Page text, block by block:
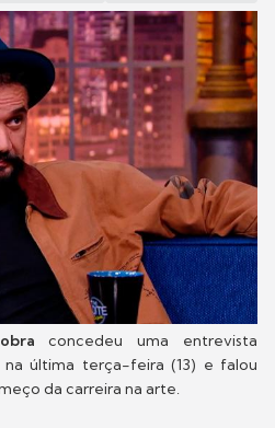
concedeu uma entrevista
na última terça-feira (13) e falou
da carreira na arte.